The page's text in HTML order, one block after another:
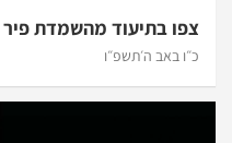
צפו בתיעוד מהשמדת פיר
כ״ו באב ה׳תשפ״ו